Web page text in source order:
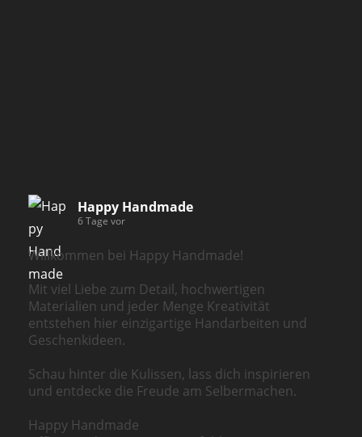
Happy Handmade
6 Tage vor
Willkommen bei Happy Handmade!
Mit viel Liebe zum Detail, hochwertigen
Materialien und jeder Menge Kreativität
entstehen hier einzigartige Handarbeiten und
Geschenkideen.
Schau hinter die Kulissen, lass dich inspirieren
und entdecke die Freude am Selbermachen.
Happy Handmade